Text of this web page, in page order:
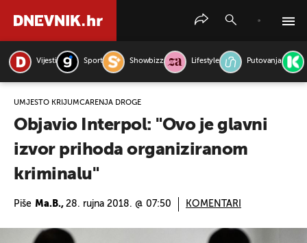
Vijesti Sport Showbizz Lifestyle Putovanja
UMJESTO KRIJUMČARENJA DROGE
Objavio Interpol: "Ovo je glavni
izvor prihoda organiziranom
kriminalu"
Piše Ma.B., 28. rujna 2018. @ 07:50 KOMENTARI
PRETRAŽITE VIJESTI